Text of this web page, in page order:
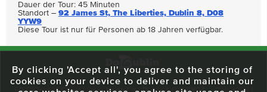
Dauer der Tour: 45 Minuten
Standort – 92 James St, The Liberties, Dublin 8, D08
YYW9
Diese Tour ist nur für Personen ab 18 Jahren verfügbar.
By clicking 'Accept all', you agree to the storing of
cookies on your device to deliver and maintain our